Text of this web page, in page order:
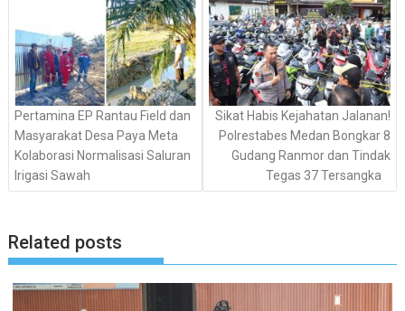
Pertamina EP Rantau Field dan
Masyarakat Desa Paya Meta
Kolaborasi Normalisasi Saluran
Irigasi Sawah
​Sikat Habis Kejahatan Jalanan!
Polrestabes Medan Bongkar 8
Gudang Ranmor dan Tindak
Tegas 37 Tersangka
Related posts